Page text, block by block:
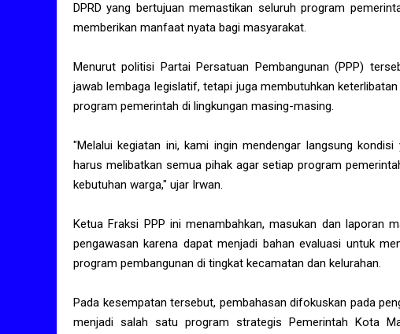
DPRD yang bertujuan memastikan seluruh program
memberikan manfaat nyata bagi masyarakat.
Menurut politisi Partai Persatuan Pembangunan (PPP)
jawab lembaga legislatif, tetapi juga membutuhkan
program pemerintah di lingkungan masing-masing.
"Melalui kegiatan ini, kami ingin mendengar langsung
harus melibatkan semua pihak agar setiap program
kebutuhan warga," ujar Irwan.
Ketua Fraksi PPP ini menambahkan, masukan dan laporan
pengawasan karena dapat menjadi bahan evaluasi untuk
program pembangunan di tingkat kecamatan dan kelurahan.
Pada kesempatan tersebut, pembahasan difokuskan pada
menjadi salah satu program strategis Pemerintah Kota